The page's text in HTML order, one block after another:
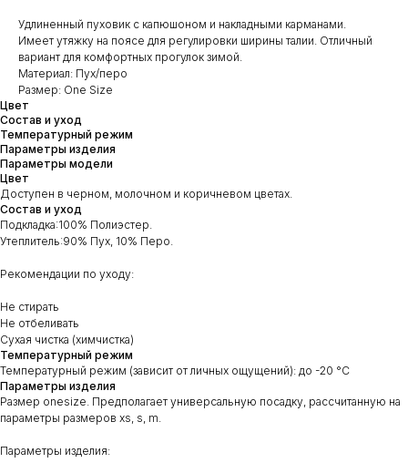
Удлиненный пуховик с капюшоном и накладными карманами.
Имеет утяжку на поясе для регулировки ширины талии. Отличный
вариант для комфортных прогулок зимой.
Материал: Пух/перо
Размер: One Size
Цвет
Состав и уход
Температурный режим
Параметры изделия
Параметры модели
Цвет
Доступен в черном, молочном и коричневом цветах.
Состав и уход
Подкладка:100% Полиэстер.
Утеплитель:90% Пух, 10% Перо.
Рекомендации по уходу:
Не стирать
Не отбеливать
Сухая чистка (химчистка)
Температурный режим
Температурный режим (зависит от личных ощущений): до -20 °C
Параметры изделия
Размер onesize. Предполагает универсальную посадку, рассчитанную на
параметры размеров xs, s, m.
Параметры изделия: